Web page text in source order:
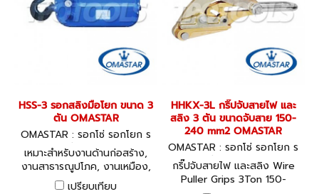
HSS-3 รอกสลิงมือโยก ขนาด 3
ตัน OMASTAR
OMASTAR : รอกโซ่ รอกโยก ร
อกถ่วง HSS-3
เหมาะสำหรับงานด้านก่อสร้าง,
งานสาธารณูปโภค, งานเหมือง,
งานอู่เรือ, งานวางท่อ, งานด้าน
เปรียบเทียบ
HHKX-3L กริ๊ปจับสายไฟ และ
สลิง 3 ตัน ขนาดจับสาย 150-
240 mm2 OMASTAR
OMASTAR : รอกโซ่ รอกโยก ร
อกถ่วง HHKX-3L
กริ๊ปจับสายไฟ และสลิง Wire
Puller Grips 3Ton 150-